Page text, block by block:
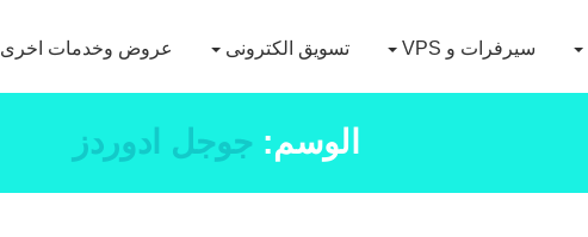
سيرفرات و VPS تسويق الكترونى عروض وخدمات اخرى
الوسم: جوجل ادوردز